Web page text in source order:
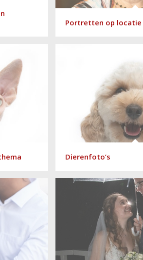
Portretten op locatie
Dierenfoto’s